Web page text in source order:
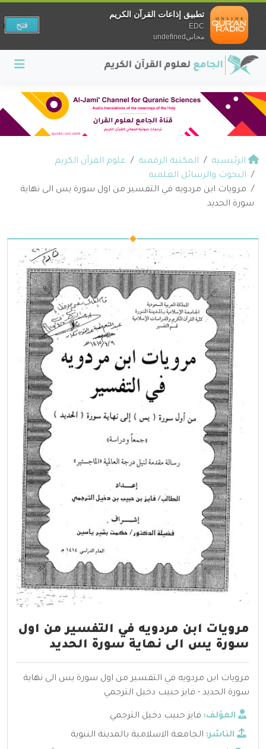
الرئيسية المكتبة الرقمية
علوم القرآن الكريم
البحوث والرسائل العلمية
مرويات ابن مردويه في التفسير من اول سورة يس الى نهاية
سورة الحديد
مرويات ابن مردويه في التفسير من اول
سورة يس الى نهاية سورة الحديد
مرويات ابن مردويه في التفسير من اول سورة يس الى نهاية
سورة الحديد - فايز حبيب دخيل الترجمي
المؤلف: فايز حبيب دخيل الترجمي
الناشر: الجامعة الاسلامية بالمدينة النبوية
تطبيق إذاعات القرآن الكريم
EDC
مجانيundefined
فتح